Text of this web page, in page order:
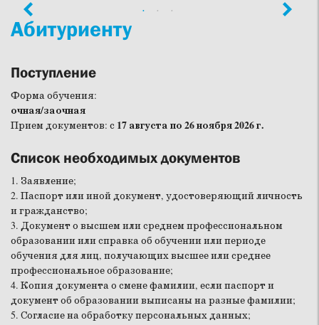
Абитуриенту
Поступление
Форма обучения:
очная/заочная
Прием документов: с 17 августа по 26 ноября 2026 г.
Список необходимых документов
1. Заявление;
2. Паспорт или иной документ, удостоверяющий личность
и гражданство;
3. Документ о высшем или среднем профессиональном
образовании или справка об обучении или периоде
обучения для лиц, получающих высшее или среднее
профессиональное образование;
4. Копия документа о смене фамилии, если паспорт и
документ об образовании выписаны на разные фамилии;
5. Согласие на обработку персональных данных;